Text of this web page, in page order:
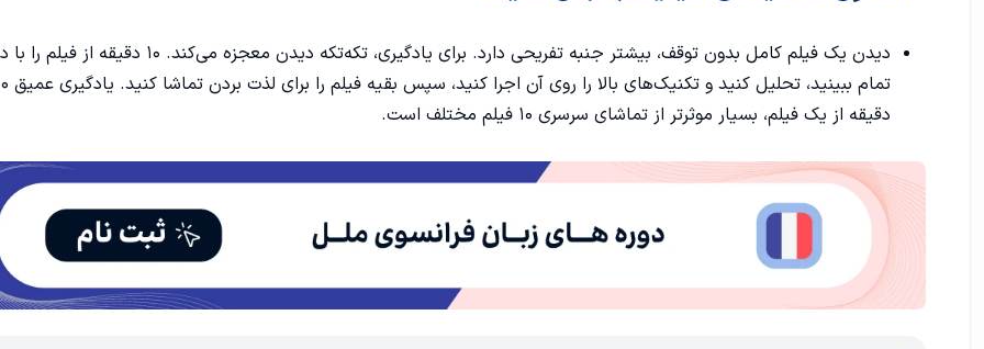
معرفی فیلم Anatomie d'une chute
دیدن یک فیلم کامل بدون توقف، بیشتر جنبه تفریحی دارد. برای یادگیری، تکه‌تکه دیدن معجزه می‌کند. ۱۰
تمام ببینید، تحلیل کنید و تکنیک‌های
دقیقه از یک فیلم، بسیار موثرتر از تماشای سرسری ۱۰ فیلم مختلف است.